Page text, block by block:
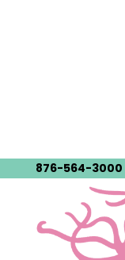
876-564-3000